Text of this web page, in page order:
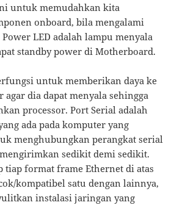
untuk memudahkan kita
onboard, bila mengalami
LED adalah lampu menyala
standby power di Motherboard.
untuk memberikan daya ke
agar dia dapat menyala sehingga
processor. Port Serial adalah
ada pada komputer yang
menghubungkan perangkat serial
sedikit demi sedikit.
tiap format frame Ethernet di atas
kompatibel satu dengan lainnya,
instalasi jaringan yang